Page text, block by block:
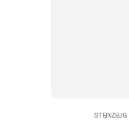
STEINZEUG